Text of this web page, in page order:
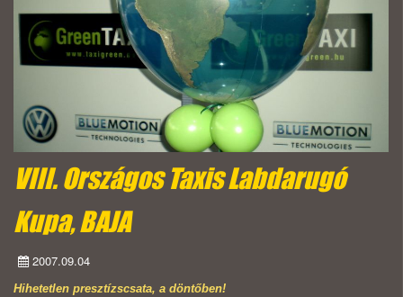
VIII. Országos Taxis Labdarugó
Kupa, BAJA
2007.09.04
Hihetetlen presztízscsata, a döntőben!